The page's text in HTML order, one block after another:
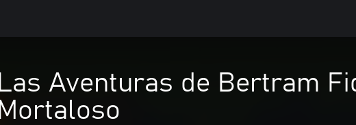
Las Aventuras de Bertram
Mortaloso